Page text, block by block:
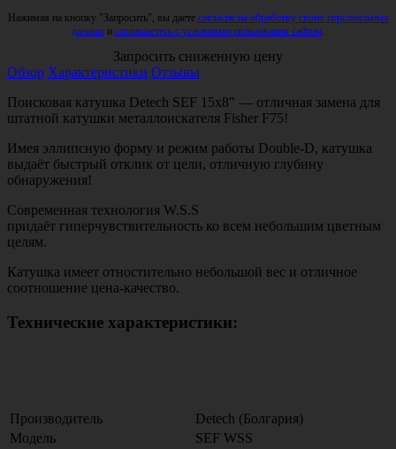
Нажимая на кнопку "Запросить", вы даете согласие на обработку своих персональных
данныхи соглашаетесь с условиями пользования сайтом.
Запросить сниженную цену
Обзор Характеристики Отзывы
Поисковая катушка Detech SEF 15x8" — отличная замена для
штатной катушки металлоискателя Fisher F75!
Имея эллипсную форму и режим работы Double-D, катушка
выдаёт быстрый отклик от цели, отличную глубину
обнаружения!
Современная технология W.S.S
придаёт гиперчувствительность ко всем небольшим цветным
целям.
Катушка имеет отностительно небольшой вес и отличное
соотношение цена-качество.
Технические характеристики:
Производитель
Detech (Болгария)
Модель
SEF WSS